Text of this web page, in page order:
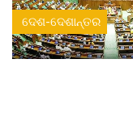
ଦେଶ-ଦେଶାନ୍ତର